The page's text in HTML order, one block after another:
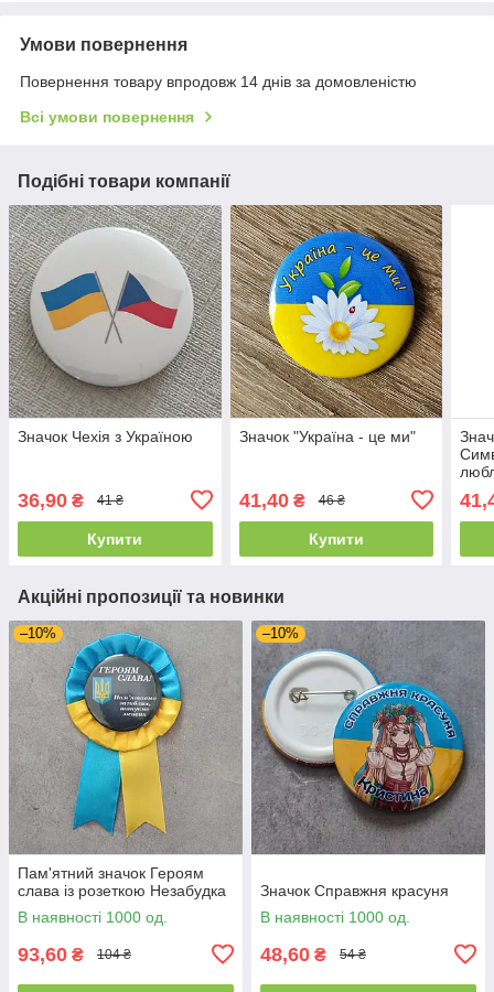
Умови повернення
Повернення товару впродовж 14 днів за домовленістю
Всі умови повернення
Подібні товари компанії
Значок Чехія з Україною
36,90 ₴ 41 ₴
Купити
Значок "Україна - це ми"
41,40₴ 46 ₴
Купити
Акційні пропозиції та новинки
–10%
Пам'ятний значок Героям
слава із розеткою Незабудка
В наявності 1000 од.
93,60 ₴ 104 ₴
–10%
Значок Справжня красуня
В наявності 1000 од.
48,60 ₴ 54 ₴